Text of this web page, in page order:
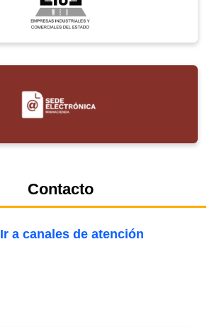
Contacto
Ir a canales de atención